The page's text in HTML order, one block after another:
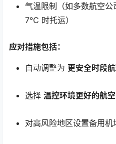
气温限制（如多数航空
7℃ 时托运）
应对措施包括：
自动调整为 更安全时段
选择 温控环境更好的航
对高风险地区设置备用机